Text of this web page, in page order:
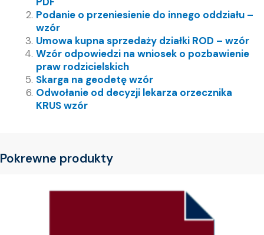
Podanie o przeniesienie do innego oddziału –
wzór
Umowa kupna sprzedaży działki ROD – wzór
Wzór odpowiedzi na wniosek o pozbawienie
praw rodzicielskich
Skarga na geodetę wzór
Odwołanie od decyzji lekarza orzecznika
KRUS wzór
Pokrewne produkty